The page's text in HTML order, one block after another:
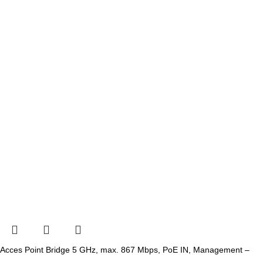
Acces Point Bridge 5 GHz, max. 867 Mbps, PoE IN, Management –